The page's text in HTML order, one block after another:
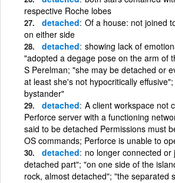
respective Roche lobes
detached Of a house: not joined
on either side
detached showing lack of
"adopted a degage pose on the arm of
S Perelman; "she may be detached or
at least she's not hypocritically
bystander"
detached A client workspace not
Perforce server with a functioning
said to be detached Permissions must
OS commands; Perforce is unable to
detached no longer connected or
detached part"; "on one side of the
rock, almost detached"; "the separated